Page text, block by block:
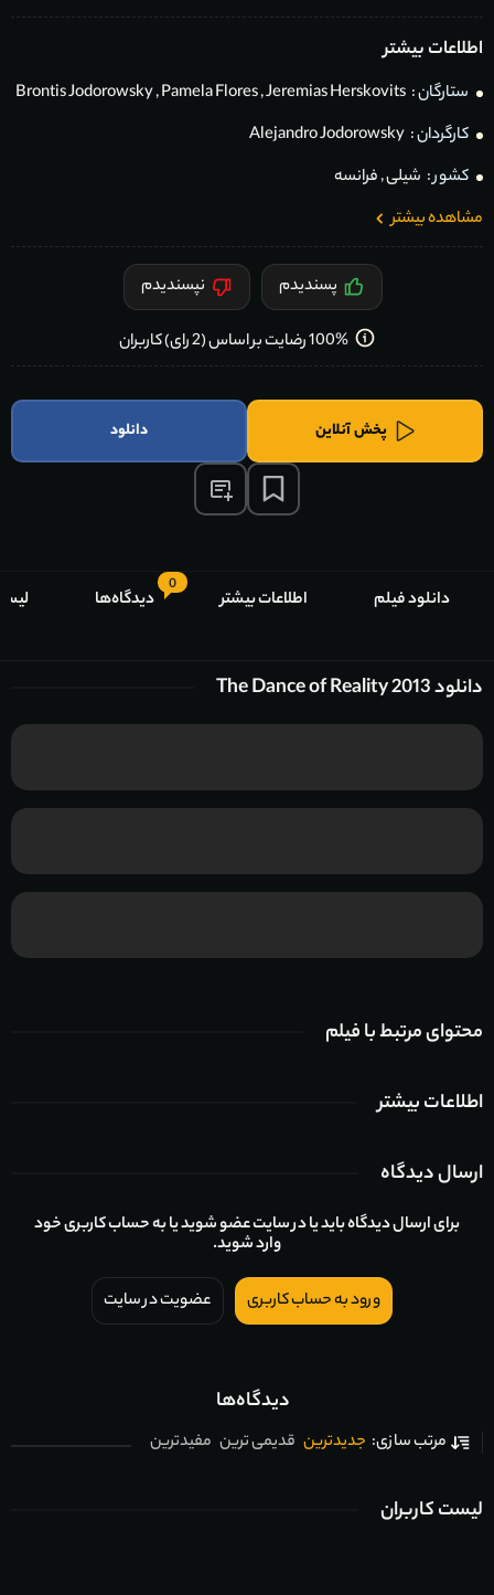
اطلاعات بیشتر
ستارگان : Brontis Jodorowsky,Pamela Flores,Jeremias Herskovits
کارگردان : Alejandro Jodorowsky
کشور : شیلی,فرانسه
مشاهده بیشتر
پسندیدم نپسندیدم
100% رضایت بر اساس (2 رای) کاربران
پخش آنلاین دانلود
دانلود فیلم اطلاعات بیشتر
0
دیدگاه‌ها
دانلود The Dance of Reality 2013
محتوای مرتبط با فیلم
اطلاعات بیشتر
ارسال دیدگاه
برای ارسال دیدگاه باید یا در سایت عضو شوید یا به حساب کاربری خود
وارد شوید.
ورود به حساب کاربری عضویت در سایت
دیدگاه‌ها
مرتب سازی: جدیدترین قدیمی ترین مفیدترین
لیست کاربران